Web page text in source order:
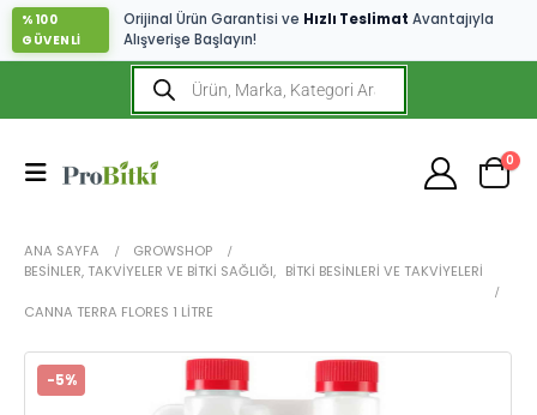
%100
GÜVENLİ
Orijinal Ürün Garantisi ve Hızlı Teslimat Avantajıyla
Alışverişe Başlayın!
0
ANA SAYFA
GROWSHOP
BESINLER, TAKVIYELER VE BITKI SAĞLIĞI, BITKI BESINLERI VE TAKVIYELERI
CANNA TERRA FLORES 1 LITRE
-5%